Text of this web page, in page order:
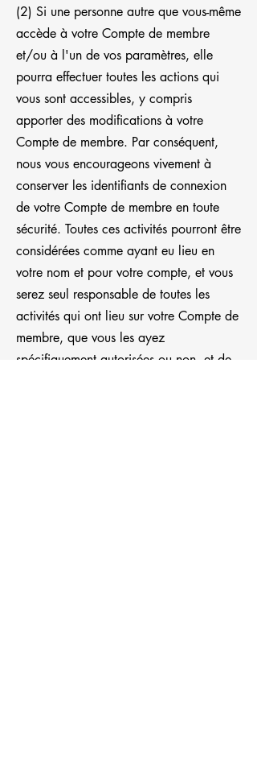
(2) Si une personne autre que vous-même
accède à votre Compte de membre
et/ou à l'un de vos paramètres, elle
pourra effectuer toutes les actions qui
vous sont accessibles, y compris
apporter des modifications à votre
Compte de membre. Par conséquent,
nous vous encourageons vivement à
conserver les identifiants de connexion
de votre Compte de membre en toute
sécurité. Toutes ces activités pourront être
considérées comme ayant eu lieu en
votre nom et pour votre compte, et vous
serez seul responsable de toutes les
activités qui ont lieu sur votre Compte de
membre, que vous les ayez
spécifiquement autorisées ou non, et de